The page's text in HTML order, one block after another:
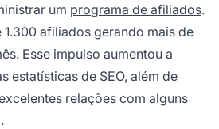
um programa de afiliados.
1.300 afiliados gerando mais de
Esse impulso aumentou a
estatísticas de SEO, além de
relações com alguns